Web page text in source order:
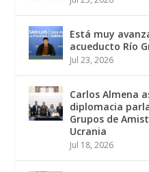
Está muy
acueducto Río
Jul 23, 2026
Carlos Almena
diplomacia
Grupos de
Ucrania
Jul 18, 2026